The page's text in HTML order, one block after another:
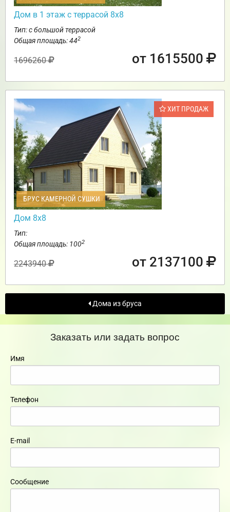
Дом в 1 этаж с террасой 8х8
Тип: с большой террасой
Общая площадь: 442
1696260 от 1615500
ХИТ ПРОДАЖ
БРУС КАМЕРНОЙ СУШКИ
Дом 8х8
Тип:
Общая площадь: 1002
2243940 от 2137100
Дома из бруса
Заказать или задать вопрос
Имя
Телефон
E-mail
Сообщение